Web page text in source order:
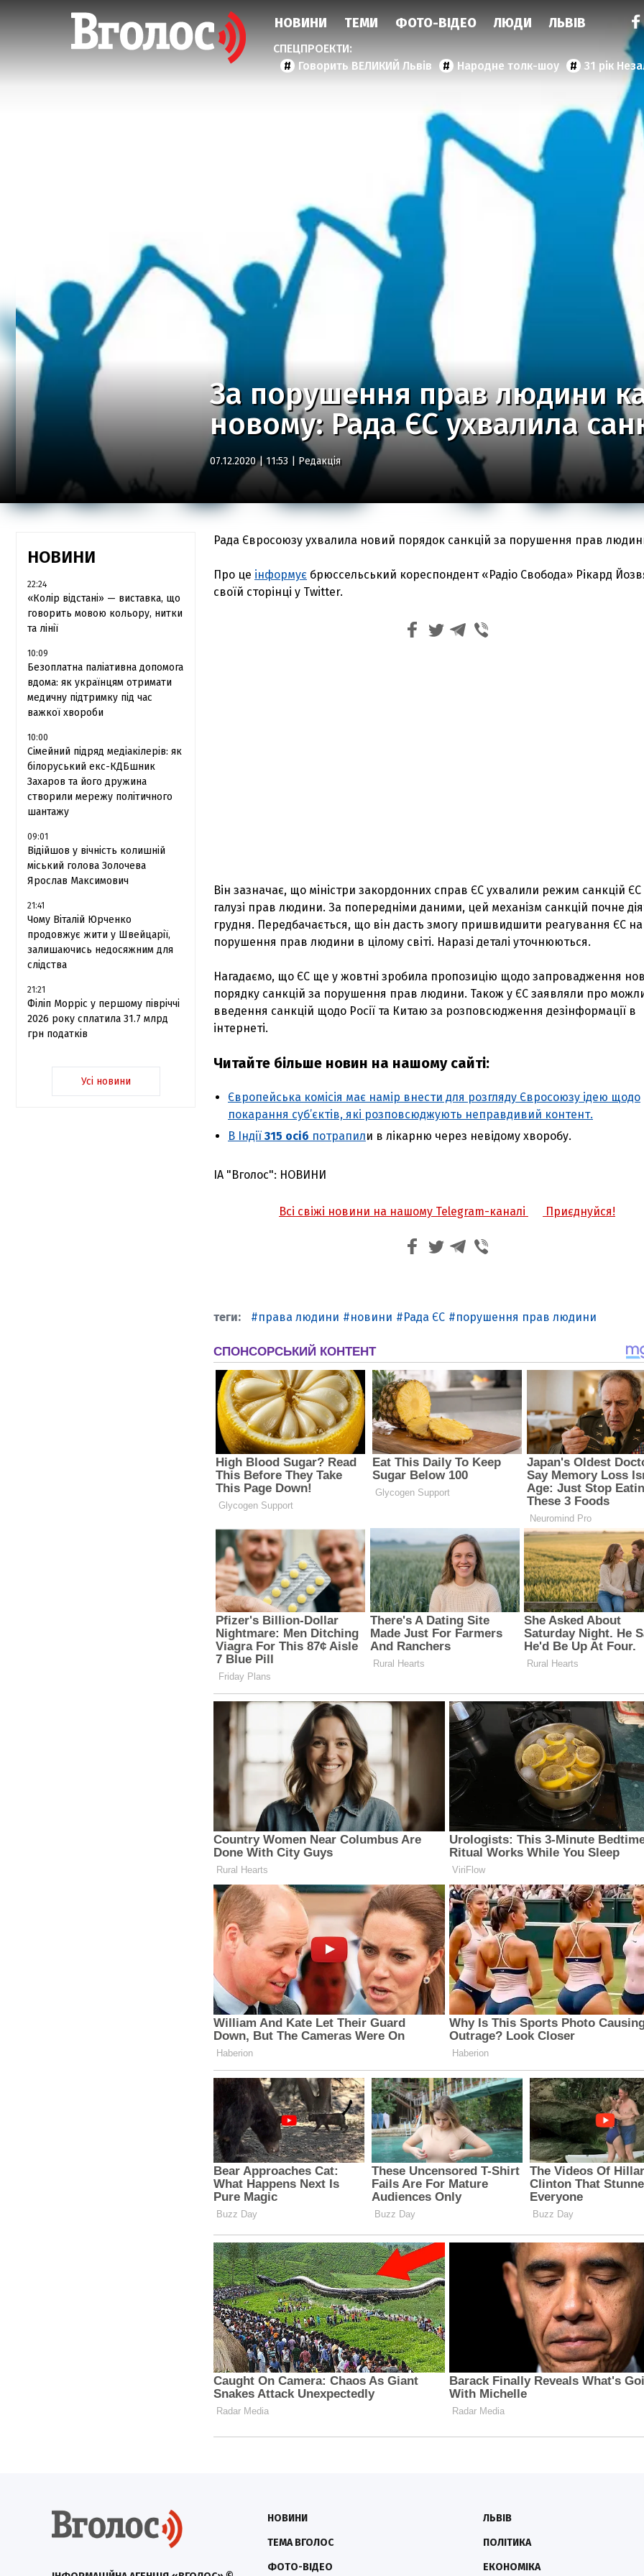
НОВИНИ ТЕМИ ФОТО-ВІДЕО ЛЮДИ ЛЬВІВ
Говорить ВЕЛИКИЙ Львів Народне толк-шоу 31 рік
За порушення прав людини
новому: Рада ЄС ухвалила
07.12.2020 | 11:53 | Редакція
НОВИНИ
22:24
«Колір відстані» — виставка, що
говорить мовою кольору, нитки
та лінії
10:09
Безоплатна паліативна допомога
вдома: як українцям отримати
медичну підтримку під час
важкої хвороби
10:00
Сімейний підряд медіакілерів: як
білоруський екс-КДБшник
Захаров та його дружина
створили мережу політичного
шантажу
09:01
Відійшов у вічність колишній
міський голова Золочева
Ярослав Максимович
21:41
Чому Віталій Юрченко
продовжує жити у Швейцарії,
залишаючись недосяжним для
слідства
21:21
Філіп Морріс у першому півріччі
2026 року сплатила 31.7 млрд
грн податків
Усі новини
Рада Євросоюзу ухвалила новий порядок санкцій за порушення прав
Про це інформує брюссельський кореспондент «Радіо Свобода» Рікард
своїй сторінці у Twitter.
Він зазначає, що міністри закордонних справ ЄС ухвалили режим санкцій ЄС
галузі прав людини. За попередніми даними, цей механізм санкцій почне
грудня. Передбачається, що він дасть змогу пришвидшити реагування ЄС на
порушення прав людини в цілому світі. Наразі деталі уточнюються.
Нагадаємо, що ЄС ще у жовтні зробила пропозицію щодо запровадження
порядку санкцій за порушення прав людини. Також у ЄС заявляли про
введення санкцій щодо Росії та Китаю за розповсюдження дезінформації в
інтернеті.
Читайте більше новин на нашому сайті:
Європейська комісія має намір внести для розгляду Євросоюзу ідею щодо
покарання суб’єктів, які розповсюджують неправдивий контент.
В Індії 315 осіб потрапили в лікарню через невідому хворобу.
ІА "Вголос": НОВИНИ
Всі свіжі новини на нашому Telegram-каналі Приєднуйся!
права людини новини Рада ЄС порушення прав людини
НОВИНИ
ТЕМА ВГОЛОС
ФОТО-ВІДЕО
ЛЬВІВ
ПОЛІТИКА
ЕКОНОМІКА